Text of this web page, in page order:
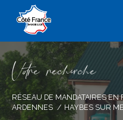
Vore recece
RÉSEAU DE MANDATAIRES EN
ARDENNES
HAYBES SUR
Effectuer une
et trouver le bien